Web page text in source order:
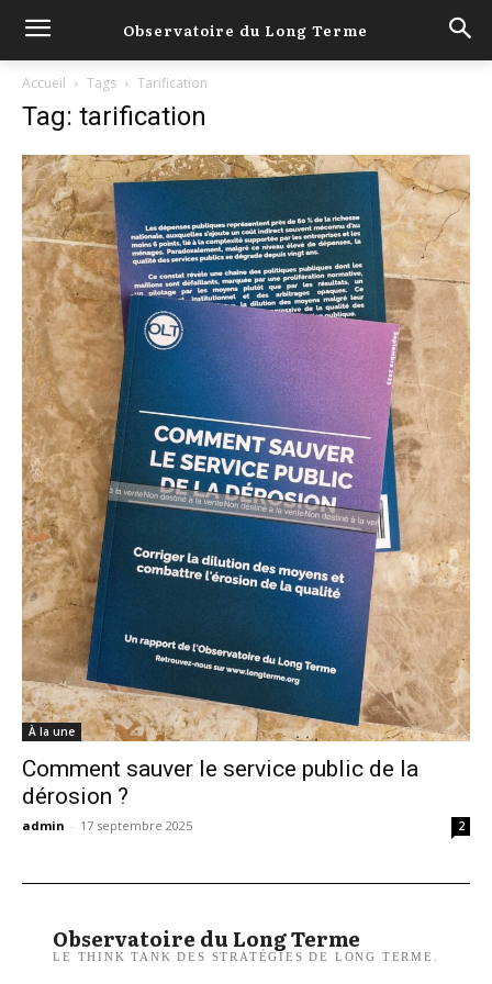
Observatoire du Long Terme
Accueil Tags Tarification
Tag: tarification
À la une
Comment sauver le service public de la
dérosion ?
admin - 17 septembre 2025 2
Observatoire du Long Terme
LE THINK TANK DES STRATÉGIES DE LONG TERME.